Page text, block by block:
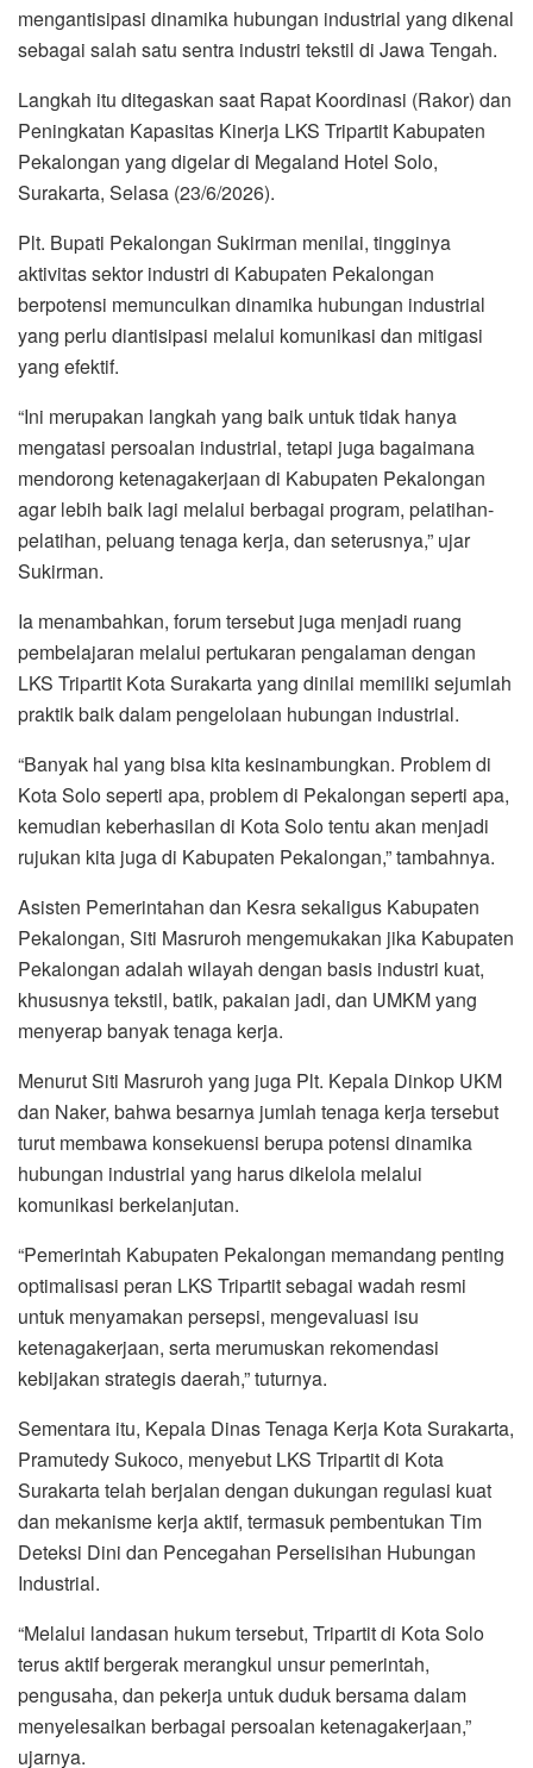
mengantisipasi dinamika hubungan industrial yang dikenal
sebagai salah satu sentra industri tekstil di Jawa Tengah.
Langkah itu ditegaskan saat Rapat Koordinasi (Rakor) dan
Peningkatan Kapasitas Kinerja LKS Tripartit Kabupaten
Pekalongan yang digelar di Megaland Hotel Solo,
Surakarta, Selasa (23/6/2026).
Plt. Bupati Pekalongan Sukirman menilai, tingginya
aktivitas sektor industri di Kabupaten Pekalongan
berpotensi memunculkan dinamika hubungan industrial
yang perlu diantisipasi melalui komunikasi dan mitigasi
yang efektif.
“Ini merupakan langkah yang baik untuk tidak hanya
mengatasi persoalan industrial, tetapi juga bagaimana
mendorong ketenagakerjaan di Kabupaten Pekalongan
agar lebih baik lagi melalui berbagai program, pelatihan-
pelatihan, peluang tenaga kerja, dan seterusnya,” ujar
Sukirman.
Ia menambahkan, forum tersebut juga menjadi ruang
pembelajaran melalui pertukaran pengalaman dengan
LKS Tripartit Kota Surakarta yang dinilai memiliki sejumlah
praktik baik dalam pengelolaan hubungan industrial.
“Banyak hal yang bisa kita kesinambungkan. Problem di
Kota Solo seperti apa, problem di Pekalongan seperti apa,
kemudian keberhasilan di Kota Solo tentu akan menjadi
rujukan kita juga di Kabupaten Pekalongan,” tambahnya.
Asisten Pemerintahan dan Kesra sekaligus Kabupaten
Pekalongan, Siti Masruroh mengemukakan jika Kabupaten
Pekalongan adalah wilayah dengan basis industri kuat,
khususnya tekstil, batik, pakaian jadi, dan UMKM yang
menyerap banyak tenaga kerja.
Menurut Siti Masruroh yang juga Plt. Kepala Dinkop UKM
dan Naker, bahwa besarnya jumlah tenaga kerja tersebut
turut membawa konsekuensi berupa potensi dinamika
hubungan industrial yang harus dikelola melalui
komunikasi berkelanjutan.
“Pemerintah Kabupaten Pekalongan memandang penting
optimalisasi peran LKS Tripartit sebagai wadah resmi
untuk menyamakan persepsi, mengevaluasi isu
ketenagakerjaan, serta merumuskan rekomendasi
kebijakan strategis daerah,” tuturnya.
Sementara itu, Kepala Dinas Tenaga Kerja Kota Surakarta,
Pramutedy Sukoco, menyebut LKS Tripartit di Kota
Surakarta telah berjalan dengan dukungan regulasi kuat
dan mekanisme kerja aktif, termasuk pembentukan Tim
Deteksi Dini dan Pencegahan Perselisihan Hubungan
Industrial.
“Melalui landasan hukum tersebut, Tripartit di Kota Solo
terus aktif bergerak merangkul unsur pemerintah,
pengusaha, dan pekerja untuk duduk bersama dalam
menyelesaikan berbagai persoalan ketenagakerjaan,”
ujarnya.